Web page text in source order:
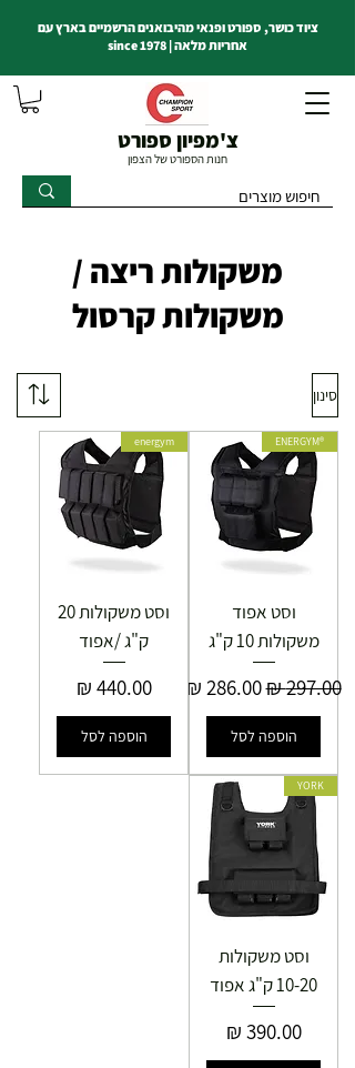
צ'מפיון ספורט
חנות הספורט של הצפון
ציוד כושר, ספורט ופנאי מהיבואנים הרשמיים בארץ עם
אחריות מלאה | since 1978
משקולות ריצה /
משקולות קרסול
סינון
®ENERGYM
וסט אפוד
משקולות 10 ק"ג
מחיר רגיל‏297.00 ‏₪ מחיר מבצע‏286.00 ‏₪
הוספה לסל
energym
וסט משקולות 20
ק"ג /אפוד
מחיר‏440.00 ‏₪
הוספה לסל
YORK
וסט משקולות
10-20 ק"ג אפוד
מחיר‏390.00 ‏₪